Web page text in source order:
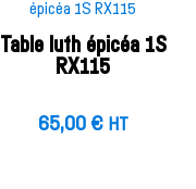
Table luth épicéa 1S
RX115
65,00 € HT